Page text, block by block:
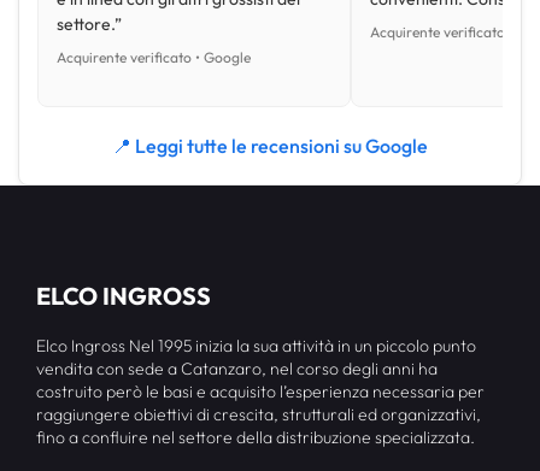
settore.”
Acquirente verificato • Google
Acquirente verificato •
📍 Leggi tutte le recensioni su Google
ELCO INGROSS
Elco Ingross Nel 1995 inizia la sua attività in un piccolo punto
vendita con sede a Catanzaro, nel corso degli anni ha
costruito però le basi e acquisito l’esperienza necessaria per
raggiungere obiettivi di crescita, strutturali ed organizzativi,
fino a confluire nel settore della distribuzione specializzata.